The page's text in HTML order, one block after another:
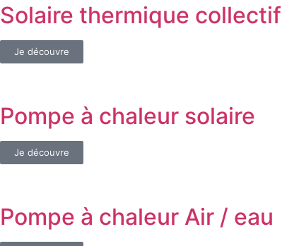
Solaire thermique collectif
Je découvre
Pompe à chaleur solaire
Je découvre
Pompe à chaleur Air / eau